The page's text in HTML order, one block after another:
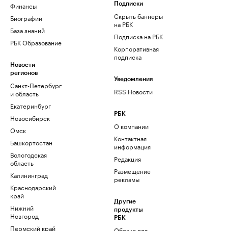
Финансы
Биографии
База знаний
РБК Образование
Новости
регионов
Санкт-Петербург
и область
Екатеринбург
Новосибирск
Омск
Башкортостан
Вологодская
область
Калининград
Краснодарский
край
Нижний
Новгород
Пермский край
Подписки
Скрыть баннеры
на РБК
Подписка на РБК
Корпоративная
подписка
Уведомления
RSS Новости
РБК
О компании
Контактная
информация
Редакция
Размещение
рекламы
Другие
продукты
РБК